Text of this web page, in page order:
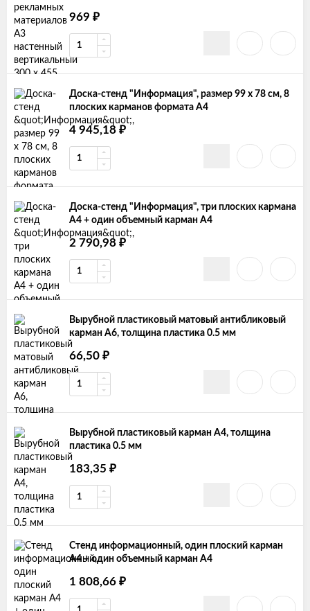
969 ₽
Доска-стенд "Информация", размер 99 х 78 см, 8
плоских карманов формата А4
4 945,18 ₽
Доска-стенд "Информация", три плоских кармана
А4 + один объемный карман А4
2 790,98 ₽
Вырубной пластиковый матовый антибликовый
карман А6, толщина пластика 0.5 мм
66,50 ₽
Вырубной пластиковый карман А4, толщина
пластика 0.5 мм
183,35 ₽
Стенд информационный, один плоский карман
А4 + один объемный карман А4
1 808,66 ₽